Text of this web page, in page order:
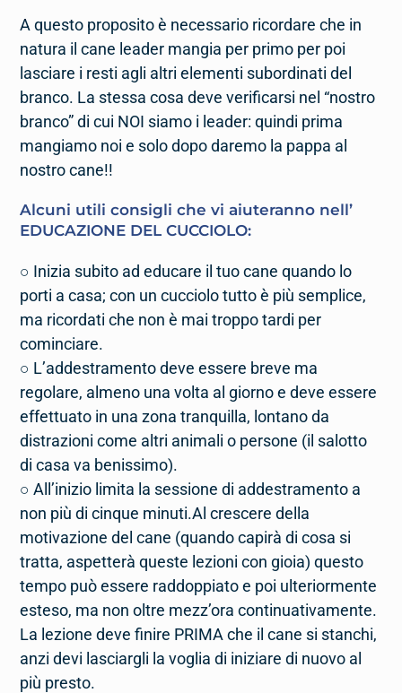
A questo proposito è necessario ricordare che in
natura il cane leader mangia per primo per poi
lasciare i resti agli altri elementi subordinati del
branco. La stessa cosa deve verificarsi nel “nostro
branco” di cui NOI siamo i leader: quindi prima
mangiamo noi e solo dopo daremo la pappa al
nostro cane!!
Alcuni utili consigli che vi aiuteranno nell’
EDUCAZIONE DEL CUCCIOLO:
○ Inizia subito ad educare il tuo cane quando lo
porti a casa; con un cucciolo tutto è più semplice,
ma ricordati che non è mai troppo tardi per
cominciare.
○ L’addestramento deve essere breve ma
regolare, almeno una volta al giorno e deve essere
effettuato in una zona tranquilla, lontano da
distrazioni come altri animali o persone (il salotto
di casa va benissimo).
○ All’inizio limita la sessione di addestramento a
non più di cinque minuti.Al crescere della
motivazione del cane (quando capirà di cosa si
tratta, aspetterà queste lezioni con gioia) questo
tempo può essere raddoppiato e poi ulteriormente
esteso, ma non oltre mezz’ora continuativamente.
La lezione deve finire PRIMA che il cane si stanchi,
anzi devi lasciargli la voglia di iniziare di nuovo al
più presto.